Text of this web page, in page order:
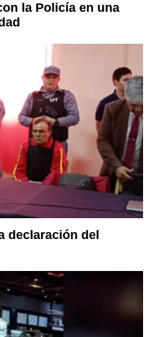
la Policía en una
declaración del